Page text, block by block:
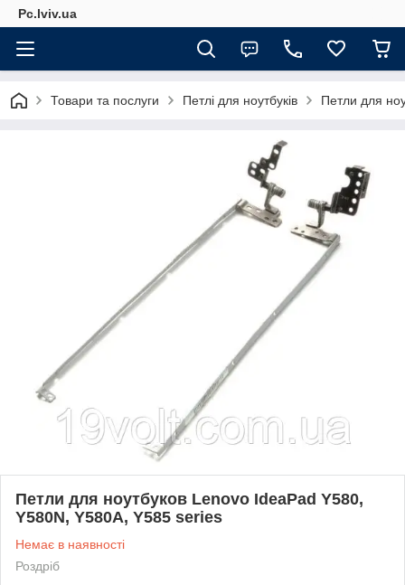
Pc.lviv.ua
Товари та послуги Петлі для ноутбуків Петли для
Петли для ноутбуков Lenovo IdeaPad Y580,
Y580N, Y580A, Y585 series
Немає в наявності
Роздріб